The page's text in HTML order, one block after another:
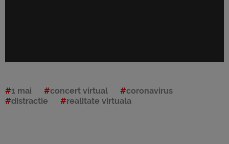
1 mai concert virtual
coronavirus
distractie
realitate virtuala